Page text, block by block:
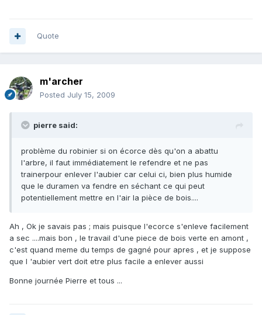
Quote
m'archer
Posted July 15, 2009
pierre said:
problème du robinier si on écorce dès qu'on a abattu
l'arbre, il faut immédiatement le refendre et ne pas
trainerpour enlever l'aubier car celui ci, bien plus humide
que le duramen va fendre en séchant ce qui peut
potentiellement mettre en l'air la pièce de bois....
Ah , Ok je savais pas ; mais puisque l'ecorce s'enleve facilement
a sec ....mais bon , le travail d'une piece de bois verte en amont ,
c'est quand meme du temps de gagné pour apres , et je suppose
que l 'aubier vert doit etre plus facile a enlever aussi
Bonne journée Pierre et tous ...